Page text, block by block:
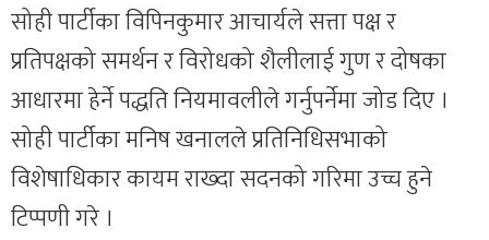
सोही पार्टीका विपिनकुमार आचार्यले सत्ता पक्ष र
प्रतिपक्षको समर्थन र विरोधको शैलीलाई गुण र दोषका
आधारमा हेर्ने पद्धति नियमावलीले गर्नुपर्नेमा जोड दिए ।
सोही पार्टीका मनिष खनालले प्रतिनिधिसभाको
विशेषाधिकार कायम राख्दा सदनको गरिमा उच्च हुने
टिप्पणी गरे ।